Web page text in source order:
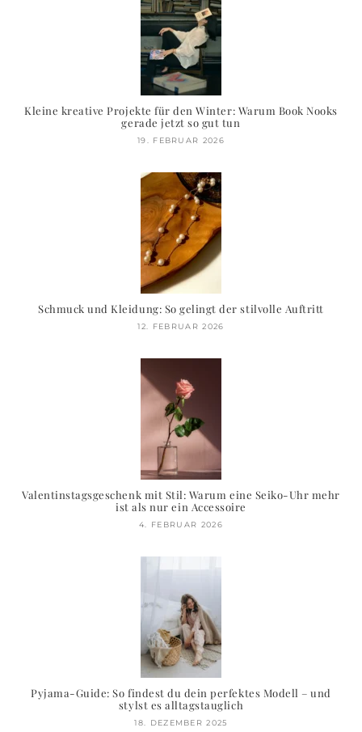
Kleine kreative Projekte für den Winter: Warum Book Nooks
gerade jetzt so gut tun
19. FEBRUAR 2026
Schmuck und Kleidung: So gelingt der stilvolle Auftritt
12. FEBRUAR 2026
Valentinstagsgeschenk mit Stil: Warum eine Seiko-Uhr mehr
ist als nur ein Accessoire
4. FEBRUAR 2026
Pyjama-Guide: So findest du dein perfektes Modell – und
stylst es alltagstauglich
18. DEZEMBER 2025